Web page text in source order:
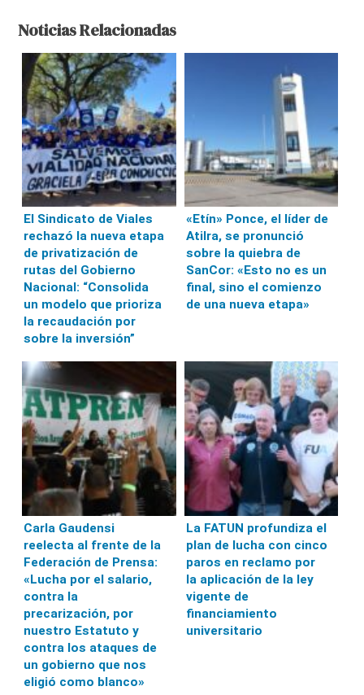
Noticias Relacionadas
El Sindicato de Viales
rechazó la nueva etapa
de privatización de
rutas del Gobierno
Nacional: “Consolida
un modelo que prioriza
la recaudación por
sobre la inversión”
«Etín» Ponce, el líder de
Atilra, se pronunció
sobre la quiebra de
SanCor: «Esto no es un
final, sino el comienzo
de una nueva etapa»
Carla Gaudensi
reelecta al frente de la
Federación de Prensa:
«Lucha por el salario,
contra la
precarización, por
nuestro Estatuto y
contra los ataques de
un gobierno que nos
eligió como blanco»
La FATUN profundiza el
plan de lucha con cinco
paros en reclamo por
la aplicación de la ley
vigente de
financiamiento
universitario